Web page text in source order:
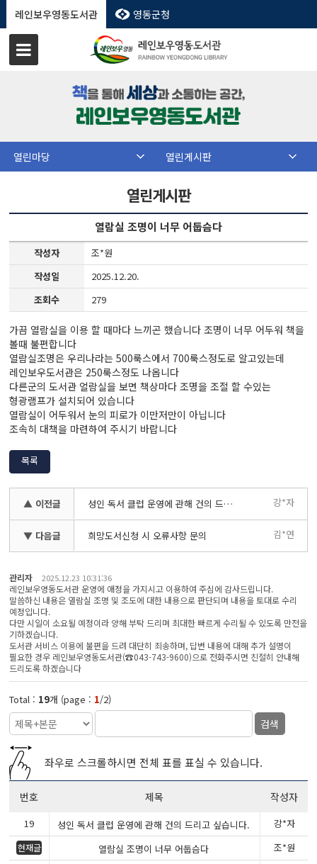
레인보우영동도서관 영동군청
열린게시판
열린마당 열린게시판
열람실 조명이 너무 어둡슴다
작성자
조*원
작성일
2025.12.20.
조회수
279
가끔 열람실을 이용 할 때마다 느끼곤 했습니다 조명이 너무 어두워 책을
볼때 불편합니다
열람실조명은 우리나라는 500룩스에서 700룩스정도로 알고있는데
레인보우도서관은 250룩스정도 나옵니다
다른군의 도서관 얼람실을 보면 책상마다 조명을 조절 할 수있는
형광램프가 설치되어 있습니다
열람실이 어두워서 눈의 피로가 이만저만이 아닙니다
조속히 대책을 마련하여 주시기 바랍니다
목록
▲ 이전글 성인 독서 클럽 운영에 관해 건의 드리고 싶습니다. 강*자
▼ 다음글 희망도서신청 시 오류사항 문의 김*연
관리자 2025.12.23 10:31:36
레인보우영동도서관 운영에 애정을 가지시고 이용하여 주심에 감사드립니다.
말씀하신 내용은 열람실 조명 및 조도에 대한 내용으로 판단되며 내용을 토대로 수리
예정입니다.
다만 시일이 소요될 예정이라 양해 부탁 드리며 최대한 빠르게 수리될 수 있도록 만전을
기하겠습니다.
도서관 서비스 이용에 불편을 드려 대단히 죄송하며, 답변 내용에 대해 추가 설명이
필요한 경우 레인보우영동도서관(☎043-743-9600)으로 전화주시면 친절히 안내해
드리도록 하겠습니다
Total : 19개 (page : 1/2)
검색
좌우로 스크롤하시면 전체 표를 표실 수 있습니다.
번호 제목 작성자
19 성인 독서 클럽 운영에 관해 건의 드리고 싶습니다. 강*자
현재글 열람실 조명이 너무 어둡슴다 조*원